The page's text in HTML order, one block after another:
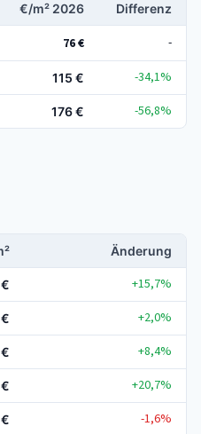
€/m² 2026 Differenz
76 €
-
115 €
-34,1%
176 € -56,8%
Änderung
+15,7%
+2,0%
+8,4%
+20,7%
-1,6%